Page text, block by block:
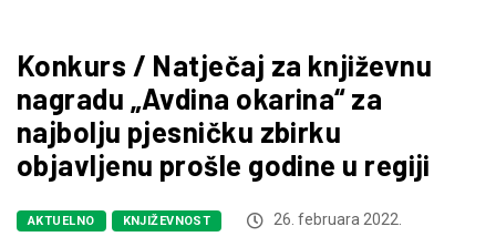
Konkurs / Natječaj za književnu
nagradu „Avdina okarina“ za
najbolju pjesničku zbirku
objavljenu prošle godine u regiji
AKTUELNO KNJIŽEVNOST 26. februara 2022.